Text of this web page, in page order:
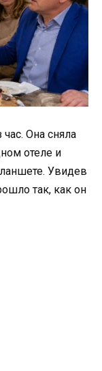
Она сняла
отеле и
Увидев
так, как он